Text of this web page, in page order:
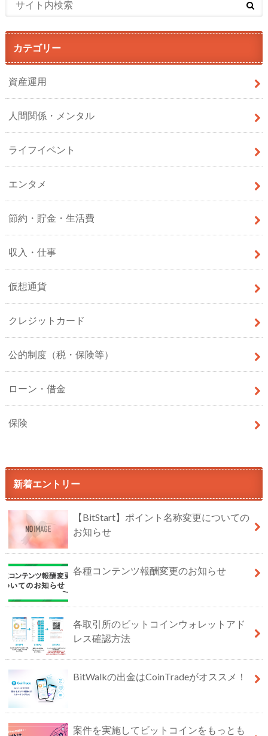
カテゴリー
資産運用
人間関係・メンタル
ライフイベント
エンタメ
節約・貯金・生活費
収入・仕事
仮想通貨
クレジットカード
公的制度（税・保険等）
ローン・借金
保険
新着エントリー
【BitStart】ポイント名称変更についての
お知らせ
各種コンテンツ報酬変更のお知らせ
各取引所のビットコインウォレットアド
レス確認方法
BitWalkの出金はCoinTradeがオススメ！
案件を実施してビットコインをもっとも